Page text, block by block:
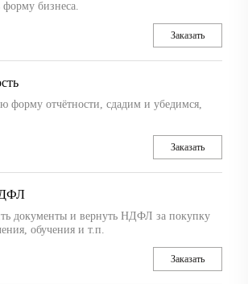
бизнеса.
Заказать
форму отчётности, сдадим и убедимся,
Заказать
документы и вернуть НДФЛ за покупку
обучения и т.п.
Заказать